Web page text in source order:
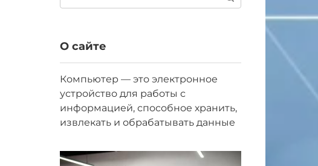
О сайте
Компьютер — это электронное
устройство для работы с
информацией, способное хранить,
извлекать и обрабатывать данные